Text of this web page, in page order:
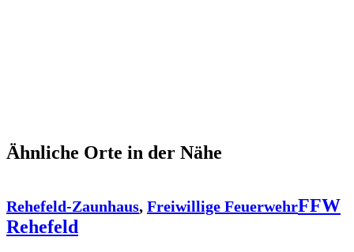
Ähnliche Orte in der Nähe
Rehefeld-Zaunhaus, Freiwillige FeuerwehrFFW
Rehefeld